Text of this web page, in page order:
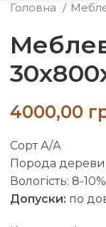
Головна
Сорт А/А
Порода
Вологість: 8-10%
Допуски: по